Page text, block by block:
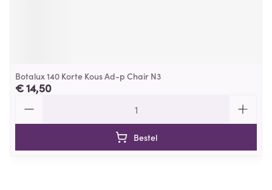
Botalux 140 Korte Kous Ad-p Chair N3
€ 14,50
Bestel